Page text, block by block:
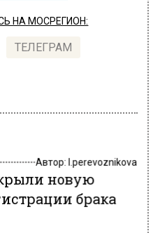
НА МОСРЕГИОН:
ТЕЛЕГРАМ
Автор: l.perevoznikova
новую
брака